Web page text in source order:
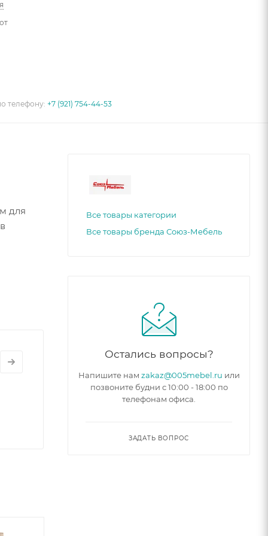
телефону:+7 (921) 754-44-53
для
Все товары категории
Все товары бренда Союз-Мебель
Остались вопросы?
Напишите нам zakaz@005mebel.ru или
позвоните будни с 10:00 - 18:00 по
телефонам офиса.
ЗАДАТЬ ВОПРОС